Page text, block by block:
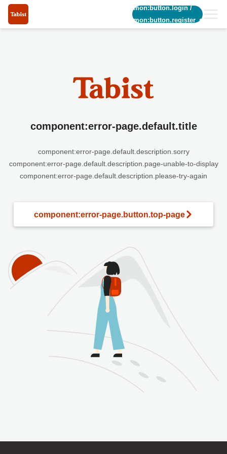
common:button.login/
common:button.register_short
component:error-page.default.title
component:error-page.default.description.sorry
component:error-page.default.description.page-unable-to-display
component:error-page.default.description.please-try-again
component:error-page.button.top-page